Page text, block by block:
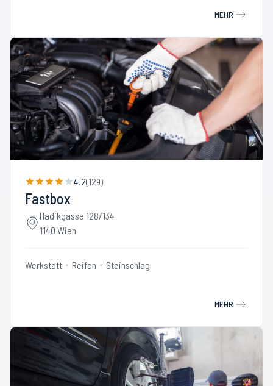
MEHR
4.2(129)
Fastbox
Hadikgasse 128/134
1140 Wien
Werkstatt Reifen Steinschlag
MEHR